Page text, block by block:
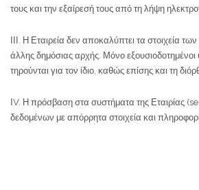
τους και την εξαίρεσή τους από τη λήψη
ΙΙΙ. Η Εταιρεία δεν αποκαλύπτει τα
άλλης δημόσιας αρχής. Μόνο
τηρούνται για τον ίδιο, καθώς επίσης και τη
ΙV. Η πρόσβαση στα συστήματα της Εταιρίας
δεδομένων με απόρρητα στοιχεία και